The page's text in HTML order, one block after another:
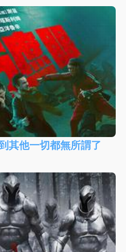
其他一切都無所謂了